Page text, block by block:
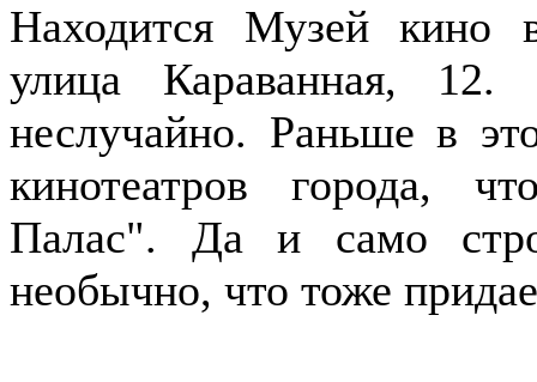
Находится Музей кино
улица Караванная,
неслучайно. Раньше в
кинотеатров города,
Палас". Да и само
необычно, что тоже